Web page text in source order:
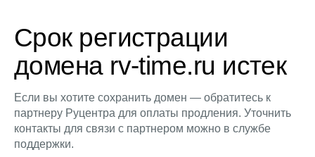
Срок регистрации
домена rv-time.ru истек
Если вы хотите сохранить домен — обратитесь к
партнеру Руцентра для оплаты продления. Уточнить
контакты для связи с партнером можно в службе
поддержки.